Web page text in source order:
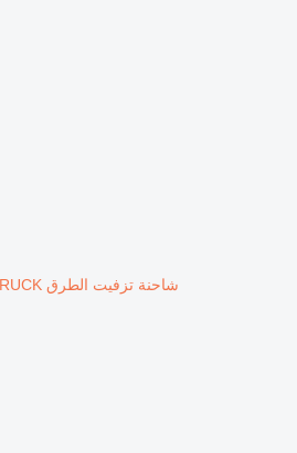
شاحنة تزفيت الطرق MAN 18.284 MLLC NL TRUCK